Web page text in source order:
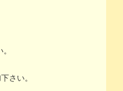
さい。